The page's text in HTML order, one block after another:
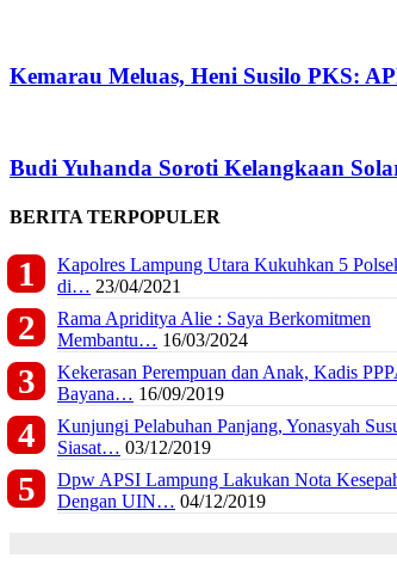
Kemarau Meluas, Heni Susilo PKS:
Budi Yuhanda Soroti Kelangkaan
BERITA TERPOPULER
Kapolres Lampung Utara Kukuhkan 5
di… 23/04/2021
Rama Apriditya Alie : Saya Berkomitmen
Membantu… 16/03/2024
Kekerasan Perempuan dan Anak, Kadis
Bayana… 16/09/2019
Kunjungi Pelabuhan Panjang, Yonasyah
Siasat… 03/12/2019
Dpw APSI Lampung Lakukan Nota
Dengan UIN… 04/12/2019